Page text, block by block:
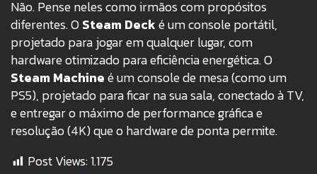
Não. Pense neles como irmãos com propósitos
diferentes. O Steam Decké um console portátil,
projetado para jogar em qualquer lugar, com
hardware otimizado para eficiência energética. O
Steam Machineé um console de mesa (como um
PS5), projetado para ficar na sua sala, conectado à TV,
e entregar o máximo de performance gráfica e
resolução (4K) que o hardware de ponta permite.
Post Views:1.175